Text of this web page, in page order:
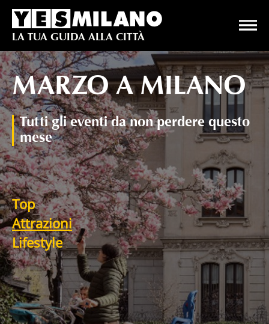
YesMilano
LA TUA GUIDA ALLA CITTÀ
il
MARZO A MILANO
Tutti gli eventi da non perdere questo
mese
Top
Attrazioni
Lifestyle